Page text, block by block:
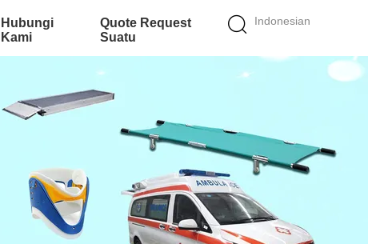
Indonesian
Hubungi
Kami
Quote Request
Suatu